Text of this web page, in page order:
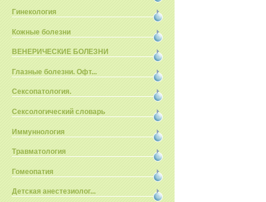
Гинекология
Кожные болезни
ВЕНЕРИЧЕСКИЕ БОЛЕЗНИ
Глазные болезни. Офт...
Сексопатология.
Сексологический словарь
Иммуннология
Травматология
Гомеопатия
Детская анестезиолог...